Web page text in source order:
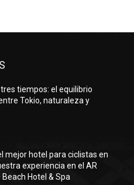
tiempos: el equilibrio
Tokio, naturaleza y
mejor hotel para ciclistas en
experiencia en el AR
Hotel & Spa